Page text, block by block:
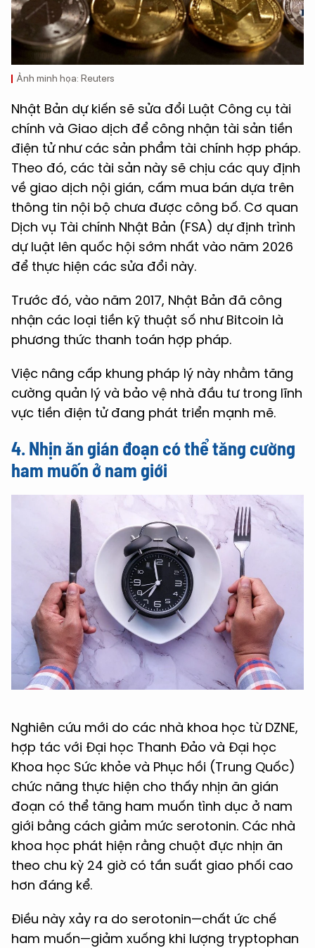
Ảnh minh họa: Reuters
Nhật Bản dự kiến sẽ sửa đổi Luật Công cụ tài
chính và Giao dịch để công nhận tài sản tiền
điện tử như các sản phẩm tài chính hợp pháp.
Theo đó, các tài sản này sẽ chịu các quy định
về giao dịch nội gián, cấm mua bán dựa trên
thông tin nội bộ chưa được công bố. Cơ quan
Dịch vụ Tài chính Nhật Bản (FSA) dự định trình
dự luật lên quốc hội sớm nhất vào năm 2026
để thực hiện các sửa đổi này. ​
Trước đó, vào năm 2017, Nhật Bản đã công
nhận các loại tiền kỹ thuật số như Bitcoin là
phương thức thanh toán hợp pháp.
Việc nâng cấp khung pháp lý này nhằm tăng
cường quản lý và bảo vệ nhà đầu tư trong lĩnh
vực tiền điện tử đang phát triển mạnh mẽ.
4. Nhịn ăn gián đoạn có thể tăng cường
ham muốn ở nam giới
Nghiên cứu mới do các nhà khoa học từ DZNE,
hợp tác với Đại học Thanh Đảo và Đại học
Khoa học Sức khỏe và Phục hồi (Trung Quốc)
chức năng thực hiện cho thấy nhịn ăn gián
đoạn có thể tăng ham muốn tình dục ở nam
giới bằng cách giảm mức serotonin. Các nhà
khoa học phát hiện rằng chuột đực nhịn ăn
theo chu kỳ 24 giờ có tần suất giao phối cao
hơn đáng kể.
Điều này xảy ra do serotonin—chất ức chế
ham muốn—giảm xuống khi lượng tryptophan